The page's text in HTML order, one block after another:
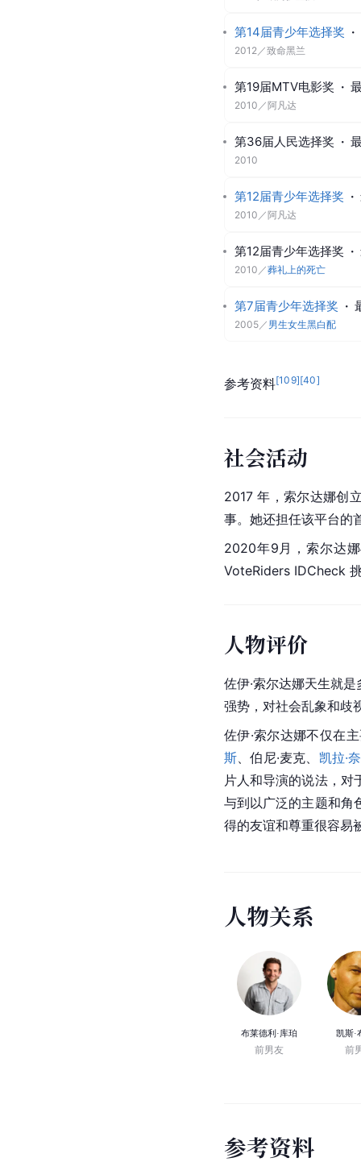
第14届青少年选择奖 ·
2012／致命黑兰
第19届MTV电影奖 ·
2010 ／阿凡达
第36届人民选择奖 ·
2010
第12届青少年选择奖 ·
2010 ／阿凡达
第12届青少年选择奖 ·
2010 ／葬礼上的死亡
第7届青少年选择奖 ·
2005／ 男生女生黑白配
参考资料[109][40]
社会活动
2017 年，索尔达娜创
事。她还担任该平台的
2020年9月，索尔达
VoteRiders IDCheck
人物评价
佐伊·索尔达娜天生就
强势，对社会乱象和歧
佐伊·索尔达娜不仅在
斯、伯尼·麦克、 凯拉·
片人和导演的说法，对
与到以广泛的主题和角
得的友谊和尊重很容易
人物关系
布莱德利·库珀
前男友
凯斯·
前
参考资料